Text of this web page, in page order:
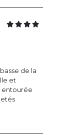
de la
et
entourée